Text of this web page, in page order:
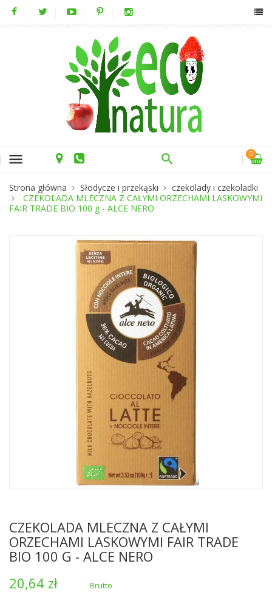
menu 0
Strona główna Słodycze i przekąski
czekolady i czekoladki
CZEKOLADA MLECZNA Z CAŁYMI ORZECHAMI LASKOWYMI
FAIR TRADE BIO 100 g - ALCE NERO
CZEKOLADA MLECZNA Z CAŁYMI
ORZECHAMI LASKOWYMI FAIR TRADE
BIO 100 G - ALCE NERO
20,64 zł
Brutto